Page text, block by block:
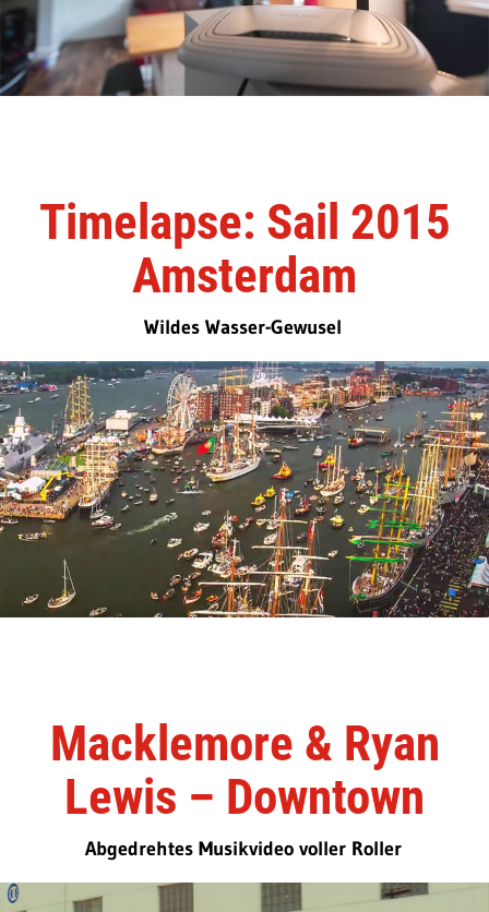
Timelapse: Sail 2015
Amsterdam
Wildes Wasser-Gewusel
Macklemore & Ryan
Lewis – Downtown
Abgedrehtes Musikvideo voller Roller